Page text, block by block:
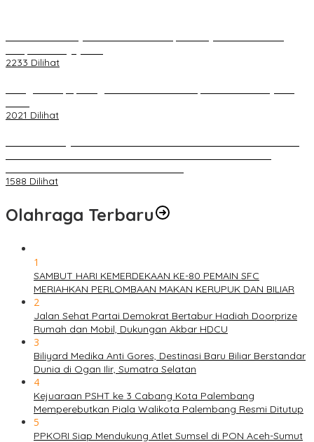
2233 Dilihat
2021 Dilihat
1588 Dilihat
Olahraga Terbaru
1
SAMBUT HARI KEMERDEKAAN KE-80 PEMAIN SFC
MERIAHKAN PERLOMBAAN MAKAN KERUPUK DAN BILIAR
2
Jalan Sehat Partai Demokrat Bertabur Hadiah Doorprize
Rumah dan Mobil, Dukungan Akbar HDCU
3
Biliyard Medika Anti Gores, Destinasi Baru Biliar Berstandar
Dunia di Ogan Ilir, Sumatra Selatan
4
Kejuaraan PSHT ke 3 Cabang Kota Palembang
Memperebutkan Piala Walikota Palembang Resmi Ditutup
5
PPKORI Siap Mendukung Atlet Sumsel di PON Aceh-Sumut